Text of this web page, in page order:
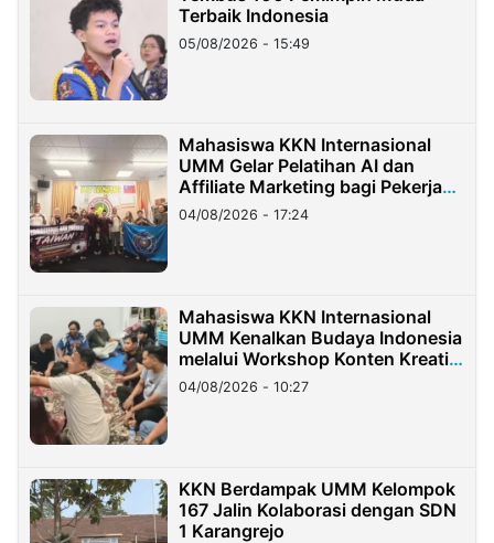
Terbaik Indonesia
05/08/2026 - 15:49
Mahasiswa KKN Internasional
UMM Gelar Pelatihan AI dan
Affiliate Marketing bagi Pekerja
Migran Indonesia di Taiwan
04/08/2026 - 17:24
Mahasiswa KKN Internasional
UMM Kenalkan Budaya Indonesia
melalui Workshop Konten Kreatif
di Taiwan
04/08/2026 - 10:27
KKN Berdampak UMM Kelompok
167 Jalin Kolaborasi dengan SDN
1 Karangrejo